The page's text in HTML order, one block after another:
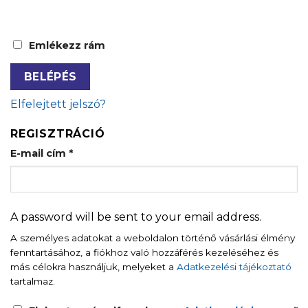
Emlékezz rám
BELÉPÉS
Elfelejtett jelszó?
REGISZTRÁCIÓ
E-mail cím *
A password will be sent to your email address.
A személyes adatokat a weboldalon történő vásárlási élmény
fenntartásához, a fiókhoz való hozzáférés kezeléséhez és
más célokra használjuk, melyeket a Adatkezelési tájékoztató
tartalmaz.